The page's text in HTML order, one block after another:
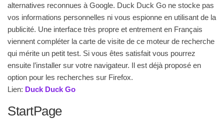
alternatives reconnues à Google. Duck Duck Go ne stocke pas
vos informations personnelles ni vous espionne en utilisant de la
publicité. Une interface très propre et entrement en Français
viennent compléter la carte de visite de ce moteur de recherche
qui mérite un petit test. Si vous êtes satisfait vous pourrez
ensuite l’installer sur votre navigateur. Il est déjà proposé en
option pour les recherches sur Firefox.
Lien: Duck Duck Go
StartPage